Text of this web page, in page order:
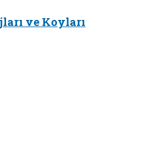
ve Koyları